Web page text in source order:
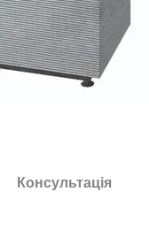
Консультація